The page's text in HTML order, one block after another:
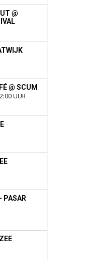
@
@ SCUM
UUR
PASAR